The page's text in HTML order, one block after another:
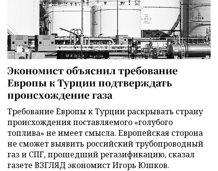
Экономист объяснил требование
Европы к Турции подтверждать
происхождение газа
Требование Европы к Турции раскрывать страну
происхождения поставляемого «голубого
топлива» не имеет смысла. Европейская сторона
не сможет выявить российский трубопроводный
газ и СПГ, прошедший регазификацию, сказал
газете ВЗГЛЯД экономист Игорь Юшков.